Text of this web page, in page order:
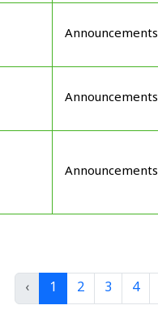
Announcements
Announcements
Announcements
‹ 1 2 3 4